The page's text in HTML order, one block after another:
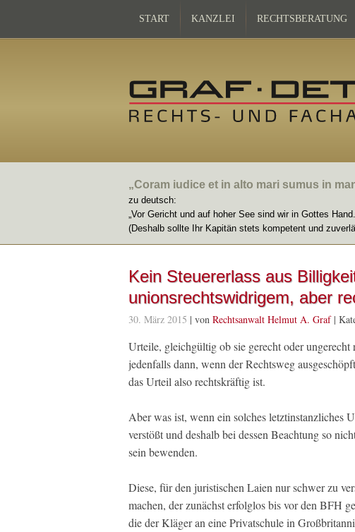
START KANZLEI RECHTSBERATUNG
„Coram iudice et in alto mari sumus in
zu deutsch:
„Vor Gericht und auf hoher See sind wir in Gottes
(Deshalb sollte Ihr Kapitän stets kompetent und
Kein Steuererlass aus
unionsrechtswidrigem, aber
30. März 2015 | von Rechtsanwalt Helmut A. Graf|
Urteile, gleichgültig ob sie gerecht oder
jedenfalls dann, wenn der Rechtsweg
das Urteil also rechtskräftig ist.
Aber was ist, wenn ein solches letztinstanzliches
verstößt und deshalb bei dessen Beachtung so
sein bewenden.
Diese, für den juristischen Laien nur schwer zu
machen, der zunächst erfolglos bis vor den BFH
die der Kläger an eine Privatschule in